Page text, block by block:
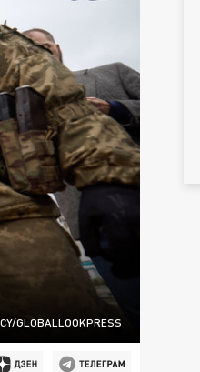
GLOBALLOOKPRESS